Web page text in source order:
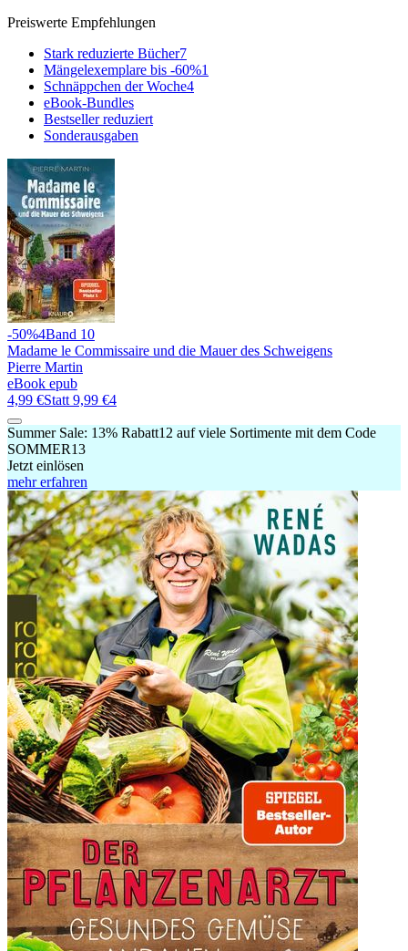
Preiswerte Empfehlungen
Stark reduzierte Bücher7
Mängelexemplare bis -60%1
Schnäppchen der Woche4
eBook-Bundles
Bestseller reduziert
Sonderausgaben
-50%4Band 10
Madame le Commissaire und die Mauer des Schweigens
Pierre Martin
eBook epub
4,99 €Statt 9,99 €4
Summer Sale: 13% Rabatt12 auf viele Sortimente mit dem Code
SOMMER13
Jetzt einlösen
mehr erfahren